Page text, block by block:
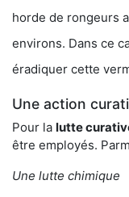
horde de rongeurs
environs. Dans ce
éradiquer cette
Une action
Pour la lutte
être employés.
Une lutte chimique